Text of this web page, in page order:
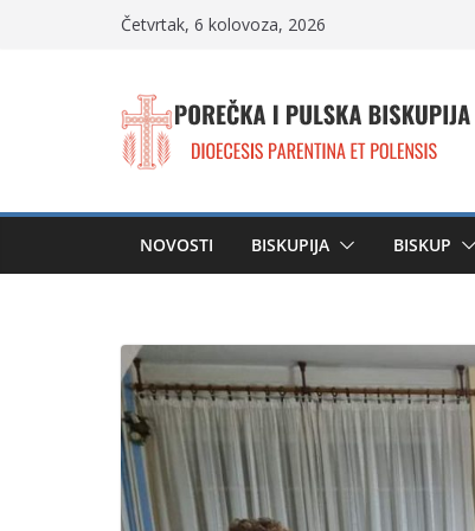
Četvrtak, 6 kolovoza, 2026
NOVOSTI BISKUPIJA BISKUP